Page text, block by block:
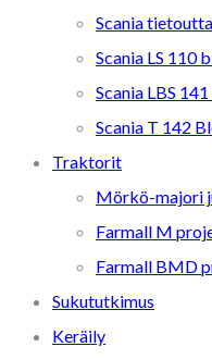
Scania tietoutta
Scania LS 110
Scania LBS
Scania T 142
Traktorit
Mörkö-majori
Farmall M
Farmall BMD
Sukututkimus
Keräily